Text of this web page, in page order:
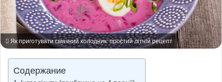
Як приготувати смачний холодник: простий літній рецепт
Содержание